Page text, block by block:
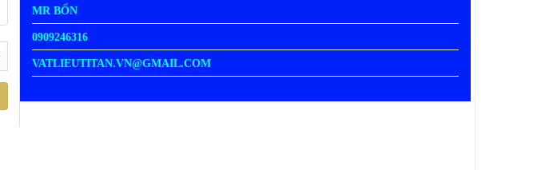
MR BỐN
0909246316
VATLIEUTITAN.VN@GMAIL.COM